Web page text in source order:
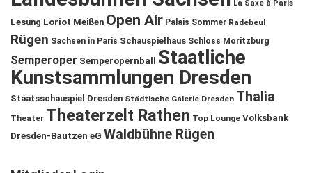
La Saxe à Paris
Lesung Loriot Meißen Open Air Palais Sommer Radebeul
Rügen Sachsen in Paris Schauspielhaus Schloss Moritzburg
Semperoper Semperopernball
Staatliche
Kunstsammlungen Dresden
Staatsschauspiel Dresden Städtische Galerie Dresden Thalia
Theater Theaterzelt Rathen Top Lounge Volksbank
Dresden-Bautzen eG Waldbühne Rügen